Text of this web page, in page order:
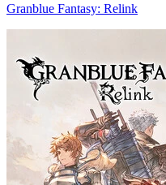
Granblue Fantasy: Relink